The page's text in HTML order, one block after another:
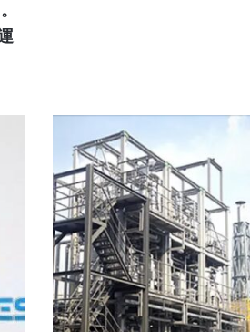
加入LINE好友連結
中 華 超 傳 媒